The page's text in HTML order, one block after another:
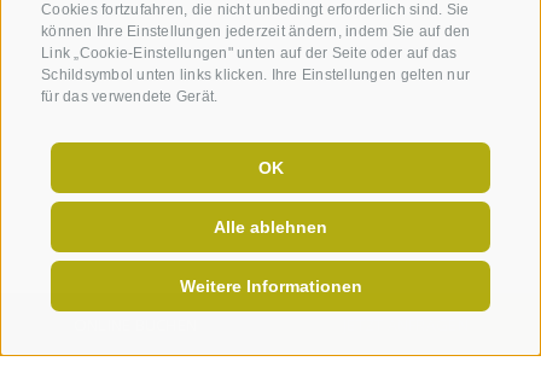
Cookies fortzufahren, die nicht unbedingt erforderlich sind. Sie
können Ihre Einstellungen jederzeit ändern, indem Sie auf den
Link „Cookie-Einstellungen" unten auf der Seite oder auf das
Schildsymbol unten links klicken. Ihre Einstellungen gelten nur
für das verwendete Gerät.
OK
Alle ablehnen
Weitere Informationen